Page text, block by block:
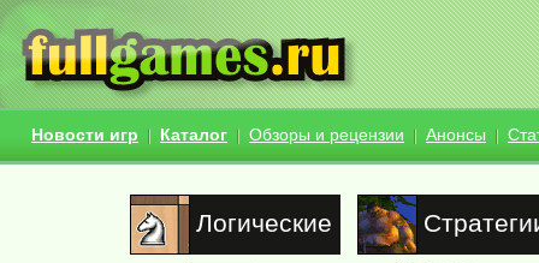
Новости игр Каталог Обзоры и рецензии Анонсы
Логические